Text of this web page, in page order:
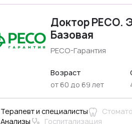
Доктор РЕСО.
Базовая
РЕСО-Гарантия
Возраст
от 60 до 69 лет
Терапевт и специалисты
Анализы
Госпитализация